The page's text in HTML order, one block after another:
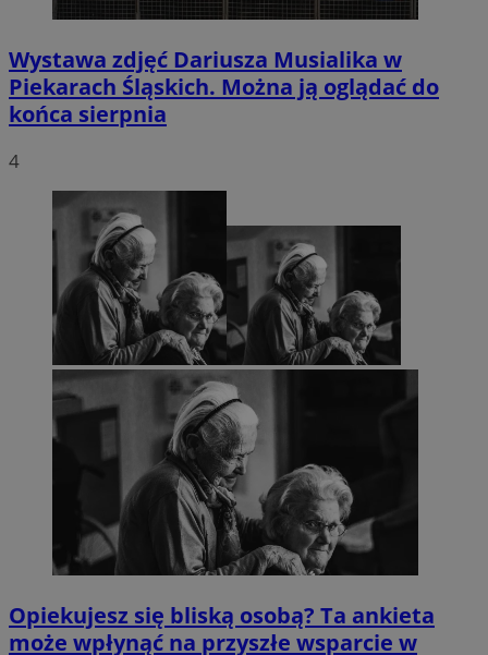
Wystawa zdjęć Dariusza Musialika w
Piekarach Śląskich. Można ją oglądać do
końca sierpnia
4
Opiekujesz się bliską osobą? Ta ankieta
może wpłynąć na przyszłe wsparcie w